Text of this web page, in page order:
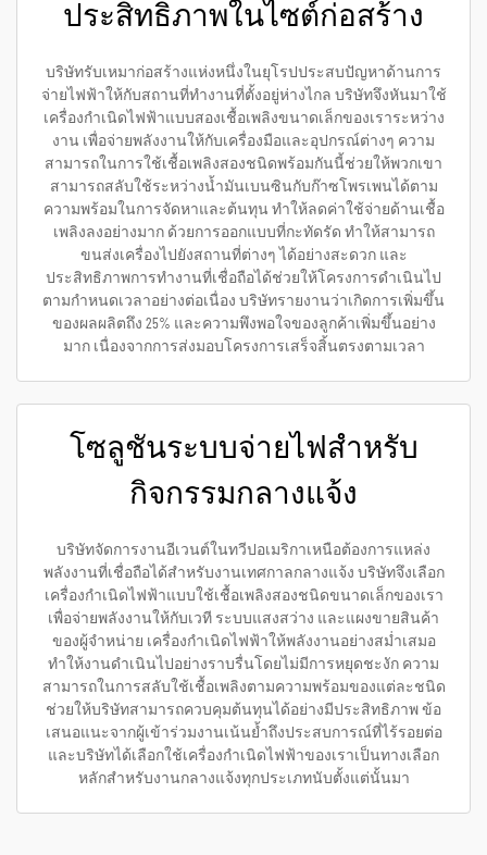
ประสิทธิภาพในไซต์ก่อสร้าง
บริษัทรับเหมาก่อสร้างแห่งหนึ่งในยุโรปประสบปัญหาด้านการ
จ่ายไฟฟ้าให้กับสถานที่ทำงานที่ตั้งอยู่ห่างไกล บริษัทจึงหันมาใช้
เครื่องกำเนิดไฟฟ้าแบบสองเชื้อเพลิงขนาดเล็กของเราระหว่าง
งาน เพื่อจ่ายพลังงานให้กับเครื่องมือและอุปกรณ์ต่างๆ ความ
สามารถในการใช้เชื้อเพลิงสองชนิดพร้อมกันนี้ช่วยให้พวกเขา
สามารถสลับใช้ระหว่างน้ำมันเบนซินกับก๊าซโพรเพนได้ตาม
ความพร้อมในการจัดหาและต้นทุน ทำให้ลดค่าใช้จ่ายด้านเชื้อ
เพลิงลงอย่างมาก ด้วยการออกแบบที่กะทัดรัด ทำให้สามารถ
ขนส่งเครื่องไปยังสถานที่ต่างๆ ได้อย่างสะดวก และ
ประสิทธิภาพการทำงานที่เชื่อถือได้ช่วยให้โครงการดำเนินไป
ตามกำหนดเวลาอย่างต่อเนื่อง บริษัทรายงานว่าเกิดการเพิ่มขึ้น
ของผลผลิตถึง 25% และความพึงพอใจของลูกค้าเพิ่มขึ้นอย่าง
มาก เนื่องจากการส่งมอบโครงการเสร็จสิ้นตรงตามเวลา
โซลูชันระบบจ่ายไฟสำหรับ
กิจกรรมกลางแจ้ง
บริษัทจัดการงานอีเวนต์ในทวีปอเมริกาเหนือต้องการแหล่ง
พลังงานที่เชื่อถือได้สำหรับงานเทศกาลกลางแจ้ง บริษัทจึงเลือก
เครื่องกำเนิดไฟฟ้าแบบใช้เชื้อเพลิงสองชนิดขนาดเล็กของเรา
เพื่อจ่ายพลังงานให้กับเวที ระบบแสงสว่าง และแผงขายสินค้า
ของผู้จำหน่าย เครื่องกำเนิดไฟฟ้าให้พลังงานอย่างสม่ำเสมอ
ทำให้งานดำเนินไปอย่างราบรื่นโดยไม่มีการหยุดชะงัก ความ
สามารถในการสลับใช้เชื้อเพลิงตามความพร้อมของแต่ละชนิด
ช่วยให้บริษัทสามารถควบคุมต้นทุนได้อย่างมีประสิทธิภาพ ข้อ
เสนอแนะจากผู้เข้าร่วมงานเน้นย้ำถึงประสบการณ์ที่ไร้รอยต่อ
และบริษัทได้เลือกใช้เครื่องกำเนิดไฟฟ้าของเราเป็นทางเลือก
หลักสำหรับงานกลางแจ้งทุกประเภทนับตั้งแต่นั้นมา